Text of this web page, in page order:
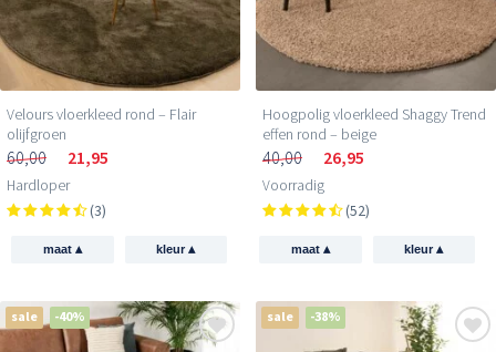
Velours vloerkleed rond – Flair
olijfgroen
60,00 21,95
Hardloper
(3)
maat ▴ kleur▴
Hoogpolig vloerkleed Shaggy Trend
effen rond – beige
40,00 26,95
Voorradig
(52)
maat ▴ kleur▴
sale -40% sale -38%